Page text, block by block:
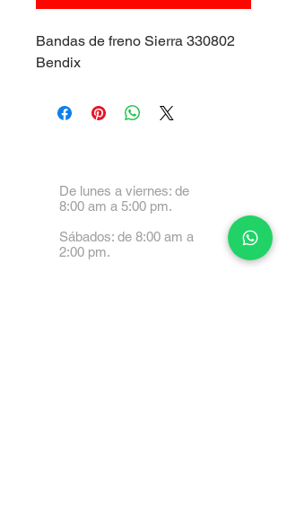
Bandas de freno Sierra 330802
Bendix
De lunes a viernes: de
8:00 am a 5:00 pm.
Sábados: de 8:00 am a
2:00 pm.